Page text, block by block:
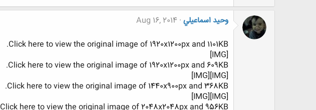
وحيد اسماعيلي Aug 16, 2014
Click here to view the original image of 1920x1200px and 1101KB.
[IMG]
Click here to view the original image of 1920x1200px and 609KB.
[IMG][IMG]
Click here to view the original image of 1440x900px and 368KB.
[IMG][IMG]
Click here to view the original image of 2048x2048px and 956KB.